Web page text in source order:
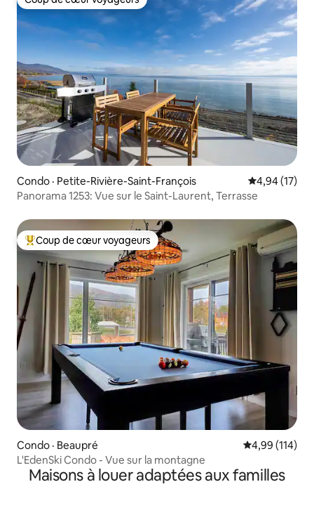
Coup de cœur voyageurs
Condo · Petite-Rivière-Saint-François Note
4,94 (17)
Panorama 1253: Vue sur le Saint-Laurent, Terrasse
Coup de cœur voyageurs parmi les plus aimés
Coup de cœur voyageurs
Condo · Beaupré Note
4,99 (114)
L'EdenSki Condo - Vue sur la montagne
Maisons à louer adaptées aux familles